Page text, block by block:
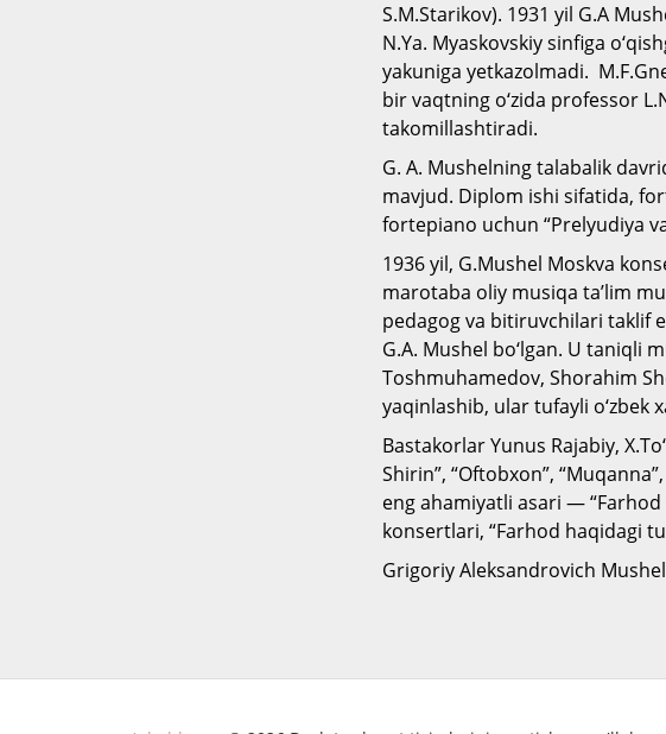
S.M.Starikov). 1931 yil G.A
N.Ya. Myaskovskiy sinfiga
yakuniga yetkazolmadi.
bir vaqtning o‘zida professor
takomillashtiradi.
G. A. Mushelning talabalik
mavjud. Diplom ishi sifatida,
fortepiano uchun “Prelyudiya
1936 yil, G.Mushel Moskva
marotaba oliy musiqa ta’lim
pedagog va bitiruvchilari taklif
G.A. Mushel bo‘lgan. U taniqli
Toshmuhamedov, Shorahim
yaqinlashib, ular tufayli o‘zbek
Bastakorlar Yunus Rajabiy,
Shirin”, “Oftobxon”,
eng ahamiyatli asari —
konsertlari, “Farhod haqidagi
Grigoriy Aleksandrovich